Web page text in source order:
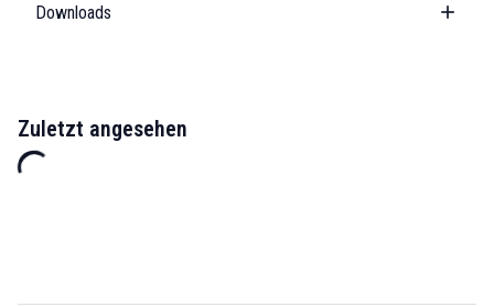
Downloads
Zuletzt angesehen